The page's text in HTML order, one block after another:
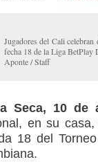
Jugadores del Cali
fecha 18 de la Liga
Aponte / Staff
Seca, 10 de
en su
18 del